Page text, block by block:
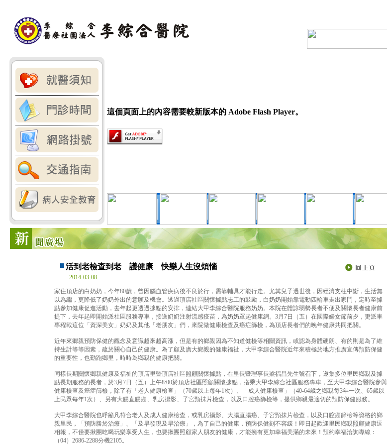
這個頁面上的內容需要較新版本的 Adobe Flash Player。
活到老檢查到老 護健康 快樂人生沒煩惱
2014-03-08
家住頂店的白奶奶，今年80歲，曾因腦血管疾病後不良於行，需靠輔具才能行走。尤其兒子過世後，因經濟支柱中斷，生活無
以為繼，更降低了奶奶外出的意願及機會。透過頂店社區關懷據點志工的鼓勵，白奶奶開始靠電動四輪車走出家門，定時至據
點參加健康促進活動，去年起更透過據點的安排，連結大甲李綜合醫院服務奶奶。本院在體諒弱勢長者不便及關懷長者健康前
提下，去年起即開始派社區服務專車，接送奶奶注射流感疫苗，為奶奶罩起健康網。3月7日（五）在國際婦女節前夕，更派車
專程載這位「資深美女」奶奶及其他「老朋友」們，來院做健康檢查及癌症篩檢，為頂店長者們的晚年健康共同把關。
近年來鄉親預防保健的觀念及意識越來越高漲，但是有的鄉親因為不知道健檢等相關資訊，或認為身體硬朗、有的則是為了維
持生計等等因素，疏於關心自己的健康。為了顧及廣大鄉親的健康福祉，大甲李綜合醫院近年來積極於地方推廣宣傳預防保健
的重要性，也勤跑鄉里，時時為鄉親的健康把關。
同樣長期關懷鄉親健康及福祉的頂店里暨頂店社區照顧關懷據點，在里長暨理事長梁福昌先生號召下，邀集多位里民鄉親及據
點長期服務的長者，於3月7日（五）上午8:00於頂店社區照顧關懷據點，搭乘大甲李綜合社區服務專車，至大甲李綜合醫院參與
健康檢查及癌症篩檢，除了有「老人健康檢查」（70歲以上每年1次）、「成人健康檢查」（40-64歲之鄉親每3年一次、65歲以
上民眾每年1次）、另有大腸直腸癌、乳房攝影、子宮頸抺片檢查，以及口腔癌篩檢等，提供鄉親最適切的預防保健服務。
大甲李綜合醫院也呼籲凡符合老人及成人健康檢查，或乳房攝影、大腸直腸癌、子宮頸抺片檢查，以及口腔癌篩檢等資格的鄉
親里民，「預防勝於治療」、「及早發現及早治療」，為了自己的健康，預防保健刻不容緩！即日起歡迎里民鄉親照顧健康逗
相報，不僅要揪團吃喝玩樂享受人生，也要揪團照顧家人朋友的健康，才能擁有更加幸福美滿的未來！預約幸福洽詢專線：
（04）2686-2288分機2105。